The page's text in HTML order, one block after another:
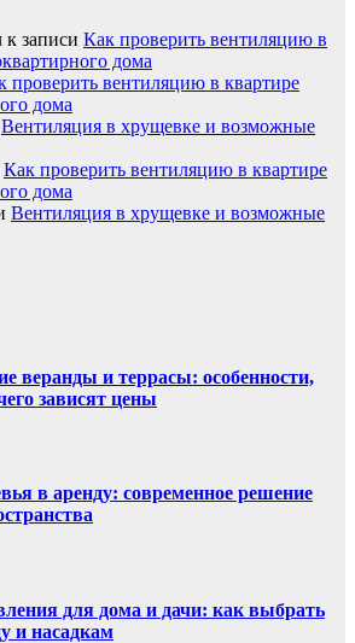
к записи Как проверить вентиляцию в
дома
проверить вентиляцию в квартире
дома
Вентиляция в хрущевке и возможные
Как проверить вентиляцию в квартире
дома
Вентиляция в хрущевке и возможные
веранды и террасы: особенности,
зависят цены
в аренду: современное решение
для дома и дачи: как выбрать
и насадкам